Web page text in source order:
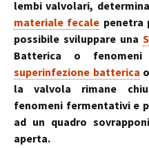
lembi valvolari,
materiale fecale penetra
possibile sviluppare una
Batterica o
superinfezione batterica
la valvola rimane
fenomeni fermentativi e
ad un quadro
aperta.